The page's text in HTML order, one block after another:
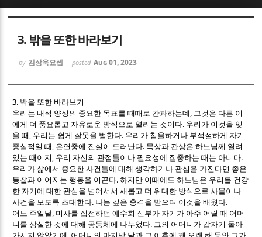
3. 밖을 또한 바라보기
by 김상욱요셉 posted Aug 01, 2023
3. 밖을 또한 바라보기
우리는 내적 양성의 중요한 목표를 때때로 간과하는데 , 그것은 다른 이
에게 더 풍요롭고 자유로운 방식으로 열리는 것이다. 우리가 이것을 잊
을 때 , 우리는 쉽게 잘못을 범한다. 우리가 침울하거나 부적절하게 자기
중심적일 때 , 은연중에 진실이 드러난다. 묵상과 관상은 하느님께 열려
있는 때이지 , 우리 자신의 관점들이나 필요성에 집중하는 때는 아니다.
우리가 삶에서 중요한 사건들에 대해 생각하거나 관심을 가진다면 좋은
통찰과 이어지는 행동을 이끈다.하지만 이때에도 하느님은 우리를 건강
한 자기에 대한 관심을 넘어서서 새롭고 더 위대한 방식으로 사물이나
사건을 보도록 초대한다. 나는 깊은 충격을 받으며 이것을 배웠다.
어느 주일날, 미사를 집전하던 예수회 신부가 자기가 아주 어릴 때 어머
니를 상실한 것에 대해 공동체에 나누었다. 그의 어머니가 갑자기 돌아
Sketchbook5, 스케치북5
Sketchbook5, 스케치북5
Sketchbook5, 스케치북5
Sketchbook5, 스케치북5